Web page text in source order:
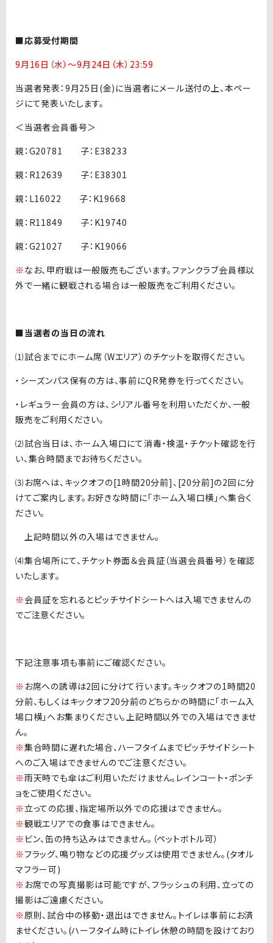
■応募受付期間
9月16日（水）〜9月24日（木）23:59
当選者発表：9月25日(金)に当選者にメール送付の上、本ペー
ジにて発表いたします。
＜当選者会員番号＞
親：G20781 子：E38233
親：R12639 子：E38301
親：L16022 子：K19668
親：R11849 子：K19740
親：G21027 子：K19066
※ なお、甲府戦は一般販売もございます。ファンクラブ会員様以
外で一緒に観戦される場合は一般販売をご利用ください。
■当選者の当日の流れ
⑴試合までにホーム席（Wエリア）のチケットを取得ください。
・シーズンパス保有の方は、事前にQR発券を行ってください。
・レギュラー会員の方は、シリアル番号を利用いただくか、一般
販売をご利用ください。
⑵試合当日は、ホーム入場口にて消毒・検温・チケット確認を行
い、集合時間までお待ちください。
⑶お席へは、キックオフの[1時間20分前]、[20分前]の2回に分
けてご案内します。お好きな時間に「ホーム入場口横」へ集合く
ださい。
上記時間以外の入場はできません。
⑷集合場所にて、チケット券面＆会員証（当選会員番号）を確認
いたします。
※ 会員証を忘れるとピッチサイドシートへは入場できませんの
でご注意ください。
下記注意事項も事前にご確認ください。
※ お席への誘導は2回に分けて行います。キックオフの1時間20
分前、もしくはキックオフ20分前のどちらかの時間に「ホーム入
場口横」へお集まりください。上記時間以外での入場はできませ
ん。
※集合時間に遅れた場合、ハーフタイムまでピッチサイドシート
へのご入場はできませんのでご注意ください。
※雨天時でも傘はご利用いただけません。レインコート・ポンチ
ョをご使用ください。
※ 立っての応援、指定場所以外での応援はできません。
※観戦エリアでの食事はできません。
※ ビン、缶の持ち込みはできません。（ペットボトル可）
※ フラッグ、鳴り物などの応援グッズは使用できません。(タオル
マフラー可)
※ お席での写真撮影は可能ですが、フラッシュの利用、立っての
撮影はご遠慮ください。
※ 原則、試合中の移動・退出はできません。トイレは事前にお済
ませください。(ハーフタイム時にトイレ休憩の時間を設けており